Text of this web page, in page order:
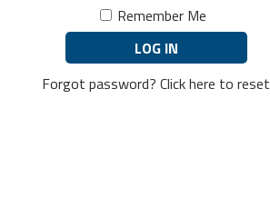
Remember Me
Forgot password?Click here to reset